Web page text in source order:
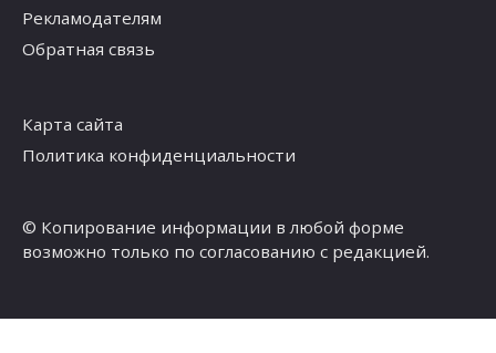
Рекламодателям
Обратная связь
Карта сайта
Политика конфиденциальности
© Копирование информации в любой форме
возможно только по согласованию с редакцией.